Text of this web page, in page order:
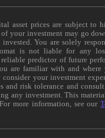
asset prices are subject to
your investment may go
You are solely
is not liable for any
predictor of future
are familiar with and where
your investment
and risk tolerance and
any investment. This
more information, see our